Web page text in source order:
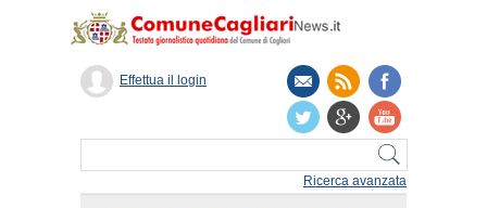
Ricerca avanzata
Effettua il login